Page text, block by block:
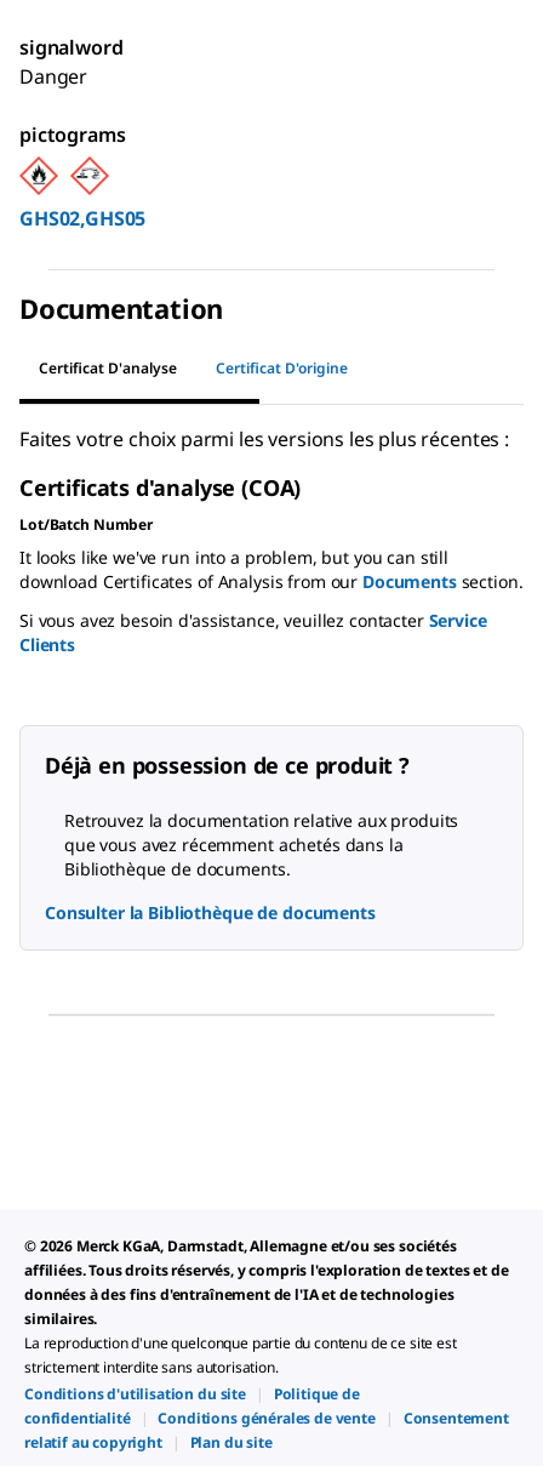
signalword
Danger
pictograms
GHS02,GHS05
Documentation
Certificat D'analyse Certificat D'origine
Faites votre choix parmi les versions les plus récentes :
Certificats d'analyse (COA)
Lot/Batch Number
It looks like we've run into a problem, but you can still
download Certificates of Analysis from our Documentssection.
Si vous avez besoin d'assistance, veuillez contacter Service
Clients
Déjà en possession de ce produit ?
Retrouvez la documentation relative aux produits
que vous avez récemment achetés dans la
Bibliothèque de documents.
Consulter la Bibliothèque de documents
© 2026 Merck KGaA, Darmstadt, Allemagne et/ou ses sociétés
affiliées. Tous droits réservés, y compris l'exploration de textes et de
données à des fins d'entraînement de l'IA et de technologies
similaires.
La reproduction d'une quelconque partie du contenu de ce site est
strictement interdite sans autorisation.
Conditions d'utilisation du site
|
Politique de
confidentialité
| Conditions générales de vente |
Consentement
relatif au copyright
| Plan du site